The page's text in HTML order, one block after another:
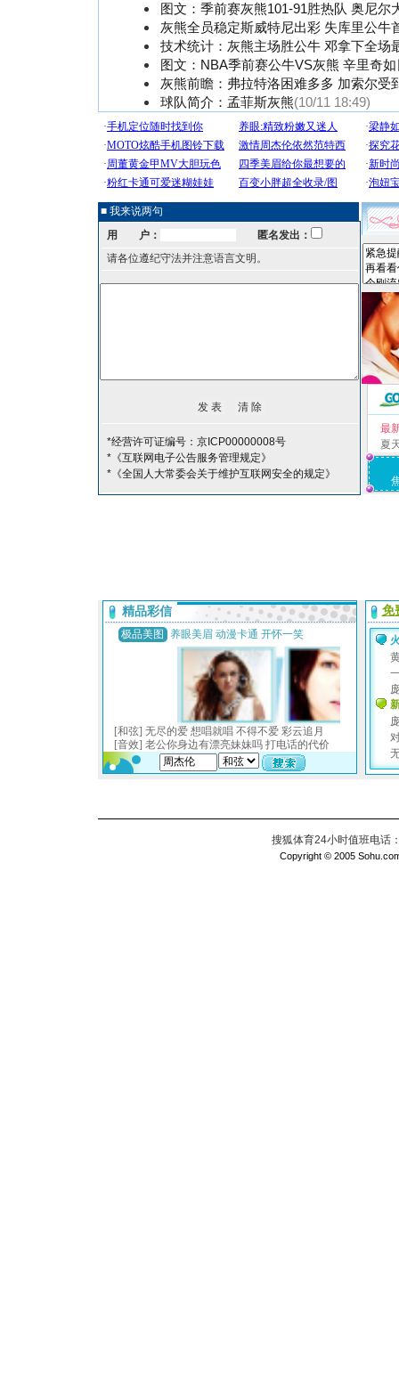
图文：季前赛灰熊101-91胜热队 奥尼尔
灰熊全员稳定斯威特尼出彩 失库里公牛
技术统计：灰熊主场胜公牛 邓拿下全场
图文：NBA季前赛公牛VS灰熊 辛里奇
灰熊前瞻：弗拉特洛困难多多 加索尔受
球队简介：孟菲斯灰熊(10/11 18:49)
■ 我来说两句
用 户：
匿名发出：
请各位遵纪守法并注意语言文明。
*经营许可证编号：京ICP00000008号
*《互联网电子公告服务管理规定》
*《全国人大常委会关于维护互联网安全的规定》
最
夏
搜狐体育24小时值班电话
Copyright © 2005